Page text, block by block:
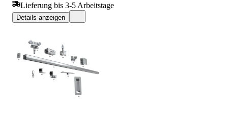
Lieferung bis 3-5 Arbeitstage
Details anzeigen